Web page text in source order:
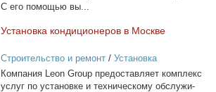
С его по­мо­щью вы...
Уста­нов­ка кон­ди­ци­о­не­ров в Москве
Строительство и ремонт/ Установка
кондиционеров
Ком­па­ния Leon Group предо­став­ля­ет ком­плекс
услуг по уста­нов­ке и тех­ни­че­ско­му об­слу­жи­